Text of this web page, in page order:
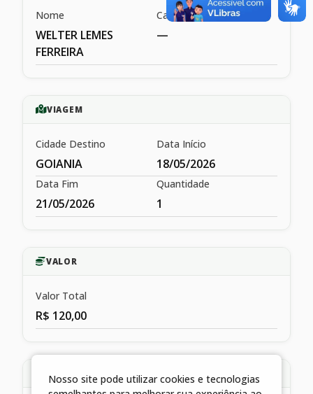
Nome
WELTER LEMES
FERREIRA
Cargo
—
VIAGEM
Cidade Destino
GOIANIA
Data Início
18/05/2026
Data Fim
21/05/2026
Quantidade
1
VALOR
Valor Total
R$ 120,00
HISTÓRICO
Nosso site pode utilizar cookies e tecnologias